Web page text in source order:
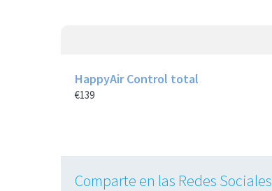
HappyAir Control total
€139
Comparte en las Redes Sociales